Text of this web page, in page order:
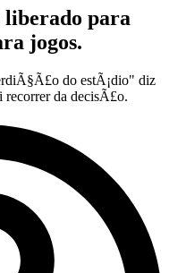
para
jogos.
do estÃ¡dio" diz
recorrer da decisÃ£o.